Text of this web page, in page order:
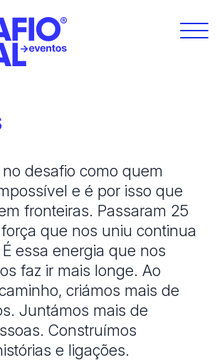
desafio como quem
e é por isso que
fronteiras. Passaram 25
que nos uniu continua
essa energia que nos
faz ir mais longe. Ao
criámos mais de
Juntámos mais de
Construímos
e ligações.